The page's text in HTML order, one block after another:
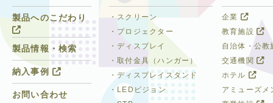
製品へのこだわり
製品情報・検索
納入事例
お問い合わせ
企業
教育施設
自治体・公教
交通機関
ホテル
アミューズ
・スクリーン
・プロジェクター
・ディスプレイ
・取付金具（ハンガー）
・ディスプレイスタンド
・LEDビジョン